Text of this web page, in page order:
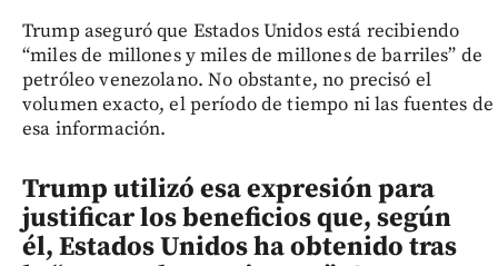
Trump aseguró que Estados Unidos está recibiendo
“miles de millones y miles de millones de barriles” de
petróleo venezolano. No obstante, no precisó el
volumen exacto, el período de tiempo ni las fuentes de
esa información.
Trump utilizó esa expresión para
justificar los beneficios que, según
él, Estados Unidos ha obtenido tras